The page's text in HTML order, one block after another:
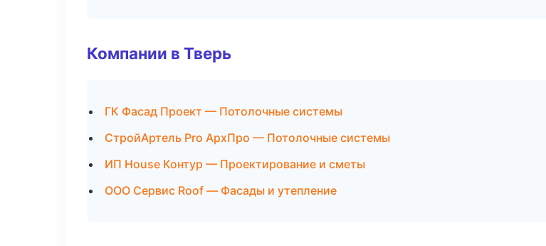
Компании в Тверь
ГК Фасад Проект — Потолочные системы
СтройАртель Pro АрхПро — Потолочные системы
ИП House Контур — Проектирование и сметы
ООО Сервис Roof — Фасады и утепление